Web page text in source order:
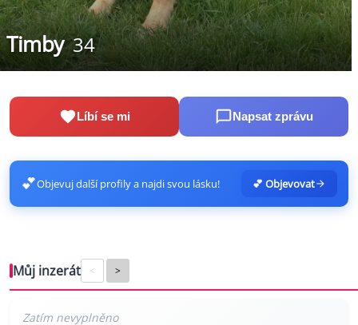
Timby 34
Líbí se mi Napsat zprávu
💕Objevuj další profily a najdi svou lásku! 💕 Objevovat
Můj inzerát < >